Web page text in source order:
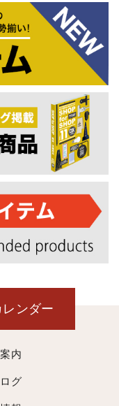
ンダー
内
グ